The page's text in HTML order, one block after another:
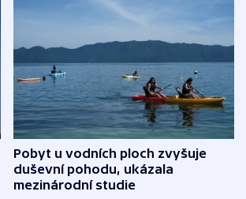
Pobyt u vodních ploch zvyšuje
duševní pohodu, ukázala
mezinárodní studie